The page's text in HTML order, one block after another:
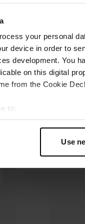
your personal
device in order to
development. You
on this digital
from the Cookie
to:
geographical
personal data is
content and ads, to
site with our social
provided to them or
Use
plus
avis
Quartier calme,
et électricité
Traduit par Google